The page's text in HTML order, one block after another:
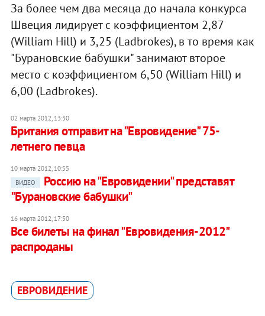
За более чем два месяца до начала конкурса
Швеция лидирует с коэффициентом 2,87
(William Hill) и 3,25 (Ladbrokes), в то время как
"Бурановские бабушки" занимают второе
место с коэффициентом 6,50 (William Hill) и
6,00 (Ladbrokes).
02 марта 2012, 13:30
Британия отправит на "Евровидение" 75-
летнего певца
10 марта 2012, 10:55
ВИДЕО
Россию на "Евровидении" представят
"Бурановские бабушки"
16 марта 2012, 17:50
Все билеты на финал "Евровидения-2012"
распроданы
ЕВРОВИДЕНИЕ